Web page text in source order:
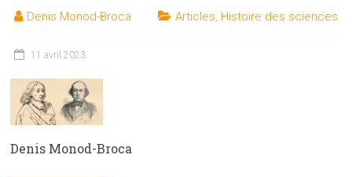
Denis Monod-Broca Articles, Histoire des sciences
11 avril 2023
Denis Monod-Broca